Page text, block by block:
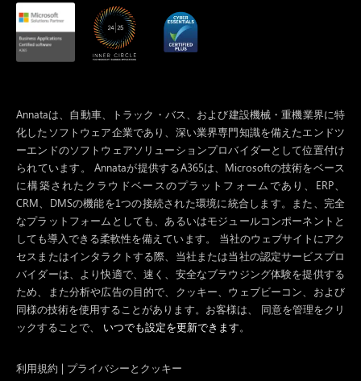
Annataは、自動車、トラック・バス、および建設機械・重機業界に特
化したソフトウェア企業であり、深い業界専門知識を備えたエンドツ
ーエンドのソフトウェアソリューションプロバイダーとして位置付け
られています。 Annataが提供するA365は、Microsoftの技術をベース
に構築されたクラウドベースのプラットフォームであり、ERP、
CRM、DMSの機能を1つの接続された環境に統合します。また、完全
なプラットフォームとしても、あるいはモジュールコンポーネントと
しても導入できる柔軟性を備えています。 当社のウェブサイトにアク
セスまたはインタラクトする際、当社または当社の認定サービスプロ
バイダーは、より快適で、速く、安全なブラウジング体験を提供する
ため、また分析や広告の目的で、クッキー、ウェブビーコン、および
同様の技術を使用することがあります。お客様は、 同意を管理をクリ
ックすることで、
いつでも設定を更新できます。
利用規約 | プライバシーとクッキー